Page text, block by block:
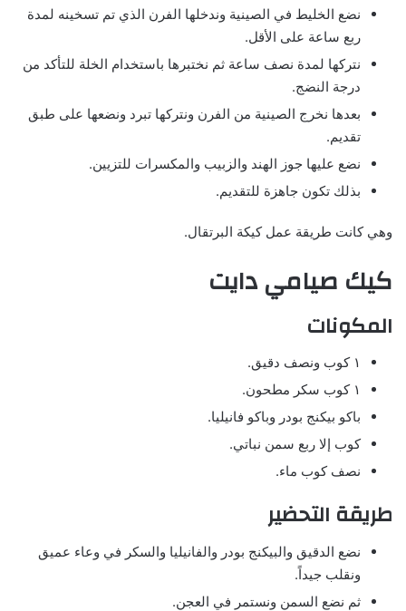
نضع الخليط في الصينية وندخلها الفرن الذي تم تسخينه لمدة
ربع ساعة على الأقل.
نتركها لمدة نصف ساعة ثم نختبرها باستخدام الخلة للتأكد من
درجة النضج.
بعدها نخرج الصينية من الفرن ونتركها تبرد ونضعها على طبق
تقديم.
نضع عليها جوز الهند والزبيب والمكسرات للتزيين.
بذلك تكون جاهزة للتقديم.
وهي كانت طريقة عمل كيكة البرتقال.
كيك صيامي دايت
المكونات
١ كوب ونصف دقيق.
١ كوب سكر مطحون.
باكو بيكنج بودر وباكو فانيليا.
كوب إلا ربع سمن نباتي.
نصف كوب ماء.
طريقة التحضير
نضع الدقيق والبيكنج بودر والفانيليا والسكر في وعاء عميق
ونقلب جيداً.
ثم نضع السمن ونستمر في العجن.